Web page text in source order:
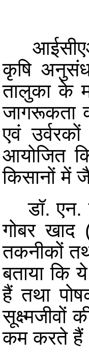
कृषि
तालुका के
जागरूकता
एवं
आयोजित
किसानों में
डॉ. एन.
गोबर खाद
तकनीकों
बताया कि
हैं तथा
सूक्ष्मजीवों
कम करते